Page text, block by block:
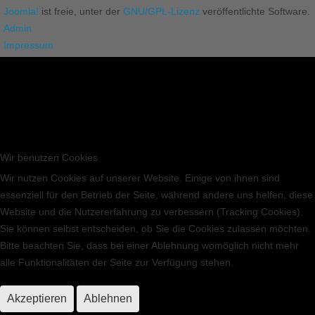
Joomla! ist freie, unter der GNU/GPL-Lizenz veröffentlichte Software.
Admin
Impressum
Wir benutzen Cookies
Wir nutzen Cookies auf unserer Website. Einige von ihnen sind
essenziell für den Betrieb der Seite, während andere uns helfen, diese
Website und die Nutzererfahrung zu verbessern (Tracking Cookies).
Sie können selbst entscheiden, ob Sie die Cookies zulassen möchten.
Bitte beachten Sie, dass bei einer Ablehnung womöglich nicht mehr
alle Funktionalitäten der Seite zur Verfügung stehen.
Akzeptieren Ablehnen